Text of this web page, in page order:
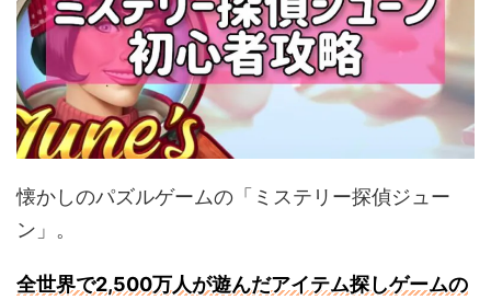
懐かしのパズルゲームの「ミステリー探偵ジュー
ン」。
全世界で2,500万人が遊んだアイテム探しゲームの